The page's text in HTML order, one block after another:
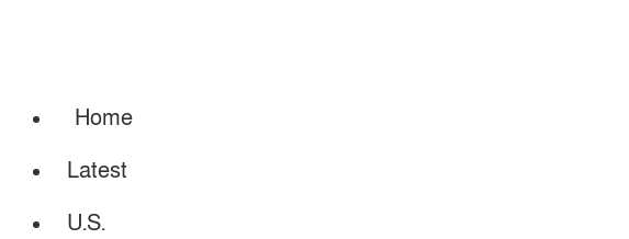
Home
Latest
U.S.